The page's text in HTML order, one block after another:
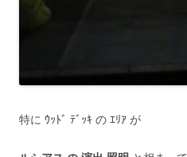
特に ｳｯﾄﾞ ﾃﾞｯｷ の ｴﾘｱ が